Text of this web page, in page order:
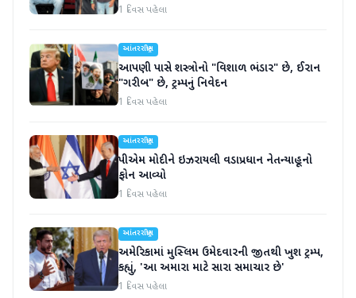
1 દિવસ પહેલા
આંતરરાષ્ટ્રીય
આપણી પાસે શસ્ત્રોનો "વિશાળ ભંડાર" છે, ઈરાન
"ગરીબ" છે, ટ્રમ્પનું નિવેદન
1 દિવસ પહેલા
આંતરરાષ્ટ્રીય
પીએમ મોદીને ઇઝરાયલી વડાપ્રધાન નેતન્યાહૂનો
ફોન આવ્યો
1 દિવસ પહેલા
આંતરરાષ્ટ્રીય
અમેરિકામાં મુસ્લિમ ઉમેદવારની જીતથી ખુશ ટ્રમ્પ,
કહ્યું, 'આ અમારા માટે સારા સમાચાર છે'
1 દિવસ પહેલા